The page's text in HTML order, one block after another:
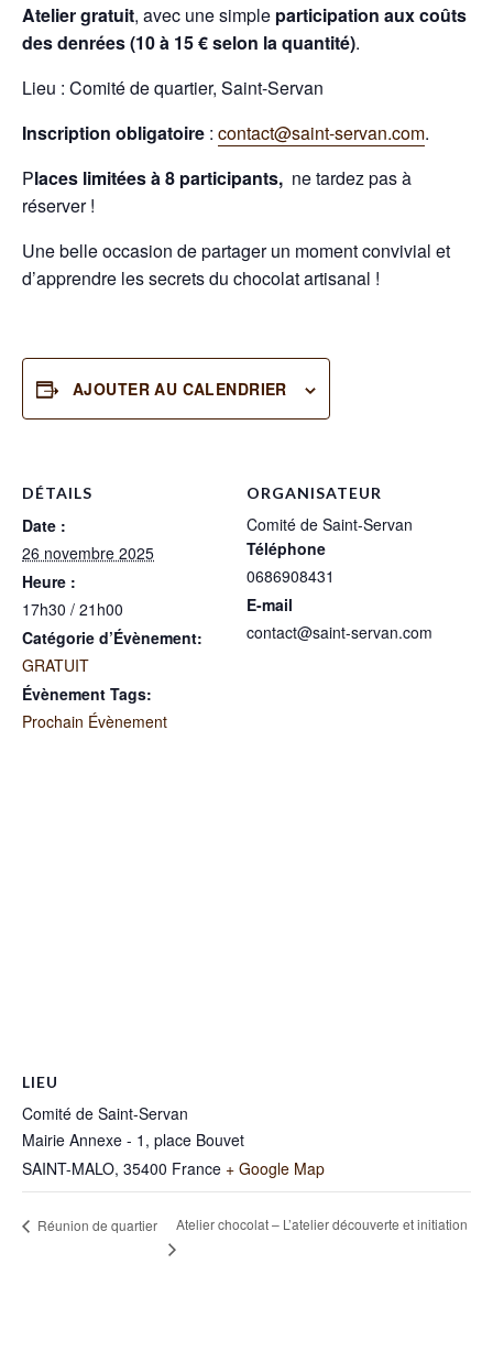
Atelier gratuit, avec une simple participation aux coûts
des denrées (10 à 15 € selon la quantité).
Lieu : Comité de quartier, Saint-Servan
Inscription obligatoire : contact@saint-servan.com.
Places limitées à 8 participants, ne tardez pas à
réserver !
Une belle occasion de partager un moment convivial et
d’apprendre les secrets du chocolat artisanal !
AJOUTER AU CALENDRIER
DÉTAILS
Date :
26 novembre 2025
Heure :
17h30 / 21h00
Catégorie d’Évènement:
GRATUIT
Évènement Tags:
Prochain Évènement
ORGANISATEUR
Comité de Saint-Servan
Téléphone
0686908431
E-mail
contact@saint-servan.com
LIEU
Comité de Saint-Servan
Mairie Annexe - 1, place Bouvet
SAINT-MALO, 35400 France + Google Map
Réunion de quartier Atelier chocolat – L’atelier découverte et initiation